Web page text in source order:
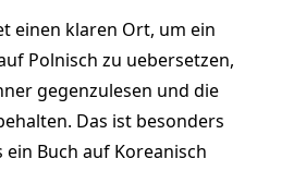
einen klaren Ort, um ein
Polnisch zu uebersetzen,
gegenzulesen und die
Das ist besonders
Buch auf Koreanisch